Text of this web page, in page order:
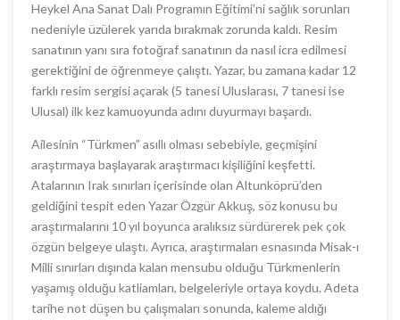
Heykel Ana Sanat Dalı Programın Eğitimi’ni sağlık sorunları
nedeniyle üzülerek yarıda bırakmak zorunda kaldı. Resim
sanatının yanı sıra fotoğraf sanatının da nasıl icra edilmesi
gerektiğini de öğrenmeye çalıştı. Yazar, bu zamana kadar 12
farklı resim sergisi açarak (5 tanesi Uluslarası, 7 tanesi ise
Ulusal) ilk kez kamuoyunda adını duyurmayı başardı.
Ailesinin “Türkmen” asıllı olması sebebiyle, geçmişini
araştırmaya başlayarak araştırmacı kişiliğini keşfetti.
Atalarının Irak sınırları içerisinde olan Altunköprü’den
geldiğini tespit eden Yazar Özgür Akkuş, söz konusu bu
araştırmalarını 10 yıl boyunca aralıksız sürdürerek pek çok
özgün belgeye ulaştı. Ayrıca, araştırmaları esnasında Misak-ı
Milli sınırları dışında kalan mensubu olduğu Türkmenlerin
yaşamış olduğu katliamları, belgeleriyle ortaya koydu. Adeta
tarihe not düşen bu çalışmaları sonunda, kaleme aldığı